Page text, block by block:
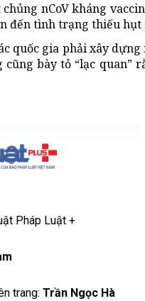
nCoV kháng
đến tình trạng thiếu
quốc gia phải xây
bày tỏ “lạc quan”
Pháp Luật +
trang: Trần Ngọc Hà